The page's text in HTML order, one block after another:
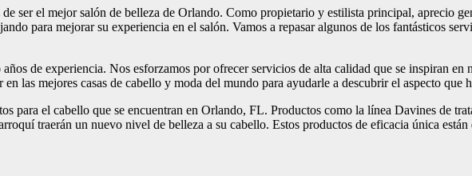
ser el mejor salón de belleza de Orlando. Como propietario y estilista principal, aprecio
para mejorar su experiencia en el salón. Vamos a repasar algunos de los fantásticos
de experiencia. Nos esforzamos por ofrecer servicios de alta calidad que se inspiran en
las mejores casas de cabello y moda del mundo para ayudarle a descubrir el aspecto que
para el cabello que se encuentran en Orlando, FL. Productos como la línea Davines de
traerán un nuevo nivel de belleza a su cabello. Estos productos de eficacia única